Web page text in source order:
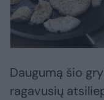
Daugumą šio
ragavusių